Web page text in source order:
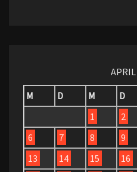
M
D M D
1
2
6
7 8 9
13
14 15 16